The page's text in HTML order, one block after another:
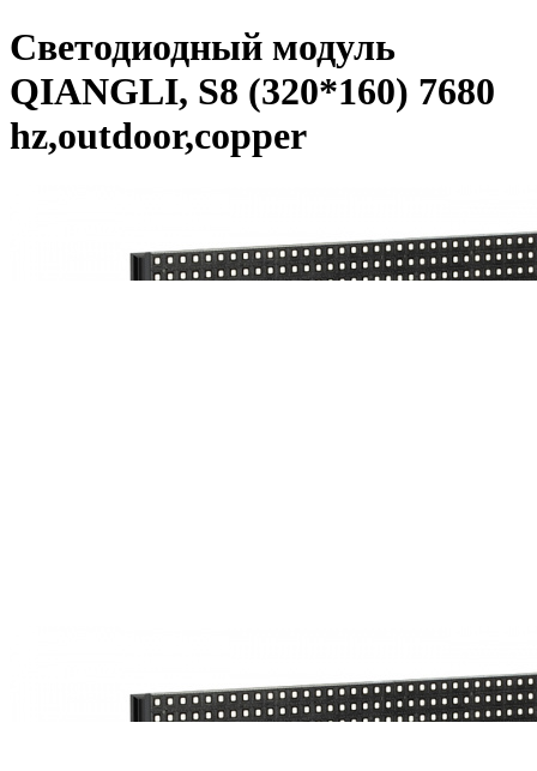
Светодиодный модуль
QIANGLI, S8 (320*160) 7680
hz,outdoor,copper